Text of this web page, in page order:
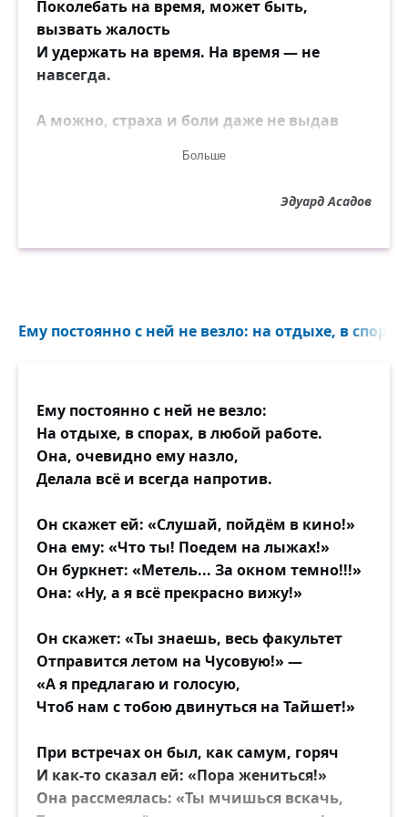
Поколебать на время, может быть,
вызвать жалость
И удержать на время. На время — не
навсегда.
А можно, страха и боли даже не выдав
Сказать: — Я люблю. Подумай. Радости не
И если ответит отказом, не дрогнув,
Окна и двери — настежь: — Я не держу.
Конечно, ужасно трудно, мучась,
Если любовь уходит — хоть вой, но
останься гордым.
Живи и будь человеком, а не ползи ужом!
Больше
Эдуард Асадов
Ему постоянно с ней не везло: на отдыхе, в
Ему постоянно с ней не везло:
На отдыхе, в спорах, в любой работе.
Она, очевидно ему назло,
Делала всё и всегда напротив.
Он скажет ей: «Слушай, пойдём в кино!»
Она ему: «Что ты! Поедем на лыжах!»
Он буркнет: «Метель... За окном темно!!!»
Она: «Ну, а я всё прекрасно вижу!»
Он скажет: «Ты знаешь, весь факультет
Отправится летом на Чусовую!» —
«А я предлагаю и голосую,
Чтоб нам с тобою двинуться на Тайшет!»
При встречах он был, как самум, горяч
И как-то сказал ей: «Пора жениться!»
Она рассмеялась: «Ты мчишься вскачь,